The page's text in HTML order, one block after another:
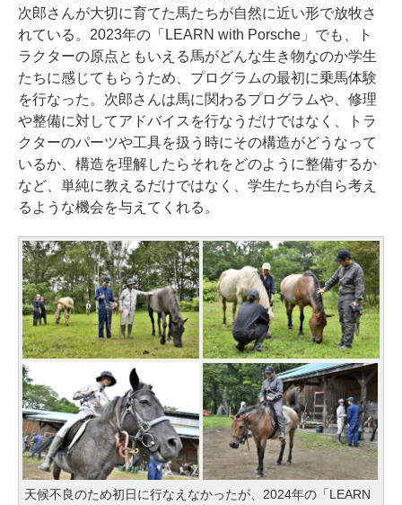
次郎さんが大切に育てた馬たちが自然に近い形で放牧さ
れている。2023年の「LEARN with Porsche」でも、ト
ラクターの原点ともいえる馬がどんな生き物なのか学生
たちに感じてもらうため、プログラムの最初に乗馬体験
を行なった。次郎さんは馬に関わるプログラムや、修理
や整備に対してアドバイスを行なうだけではなく、トラ
クターのパーツや工具を扱う時にその構造がどうなって
いるか、構造を理解したらそれをどのように整備するか
など、単純に教えるだけではなく、学生たちが自ら考え
るような機会を与えてくれる。
天候不良のため初日に行なえなかったが、2024年の「LEARN